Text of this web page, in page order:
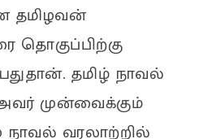
தமிழவன்
தொகுப்பிற்கு
தமிழ் நாவல்
முன்வைக்கும்
வரலாற்றில்